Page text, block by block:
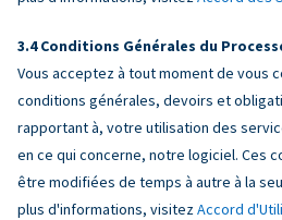
Conditions Générales du
Vous acceptez à tout moment de vous
conditions générales, devoirs et
rapportant à, votre utilisation des
en ce qui concerne, notre logiciel. Ces
être modifiées de temps à autre à la
plus d'informations, visitez Accord